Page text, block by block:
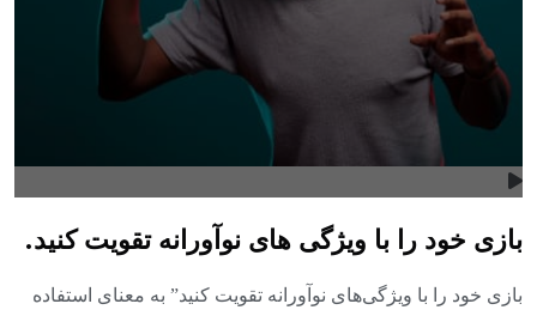
بازی خود را با ویژگی های نوآورانه تقویت کنید.
بازی خود را با ویژگی‌های نوآورانه تقویت کنید” به معنای استفاده